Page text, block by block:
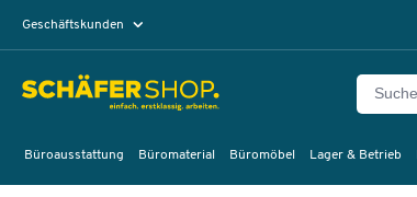
Geschäftskunden
Büroausstattung Büromaterial Büromöbel Lager & Betrieb